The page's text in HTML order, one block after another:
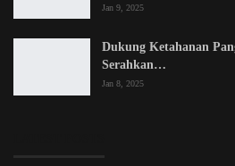
Jan 9, 2025
Dukung Ketahanan
Serahkan…
Jan 8, 2025